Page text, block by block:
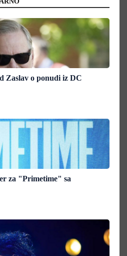
Zaslav o ponudi iz DC
za "Primetime" sa